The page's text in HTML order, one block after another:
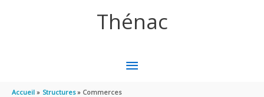
Thénac
MENU
Accueil Structures Commerces